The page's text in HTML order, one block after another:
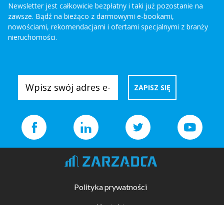
Newsletter jest całkowicie bezpłatny i taki już pozostanie na
zawsze. Bądź na bieżąco z darmowymi e-bookami,
nowościami, rekomendacjami i ofertami specjalnymi z branży
nieruchomości.
Polityka prywatności